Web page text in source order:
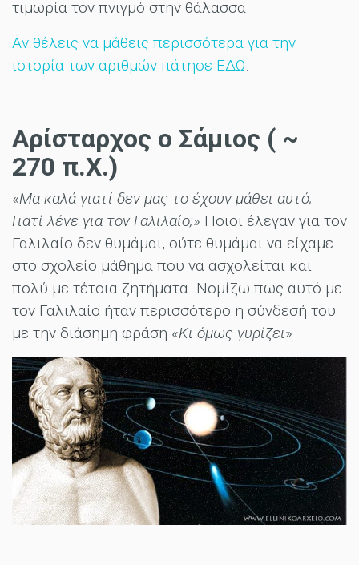
τιμωρία τον πνιγμό στην θάλασσα.
Αν θέλεις να μάθεις περισσότερα για την
ιστορία των αριθμών πάτησε ΕΔΩ.
Αρίσταρχος ο Σάμιος ( ~
270 π.Χ.)
«Μα καλά γιατί δεν μας το έχουν μάθει αυτό;
Γιατί λένε για τον Γαλιλαίο;» Ποιοι έλεγαν για τον
Γαλιλαίο δεν θυμάμαι, ούτε θυμάμαι να είχαμε
στο σχολείο μάθημα που να ασχολείται και
πολύ με τέτοια ζητήματα. Νομίζω πως αυτό με
τον Γαλιλαίο ήταν περισσότερο η σύνδεσή του
με την διάσημη φράση «Κι όμως γυρίζει»